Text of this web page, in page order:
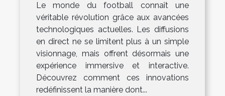
Le monde du football connaît une
véritable révolution grâce aux avancées
technologiques actuelles. Les diffusions
en direct ne se limitent plus à un simple
visionnage, mais offrent désormais une
expérience immersive et interactive.
Découvrez comment ces innovations
redéfinissent la manière dont...